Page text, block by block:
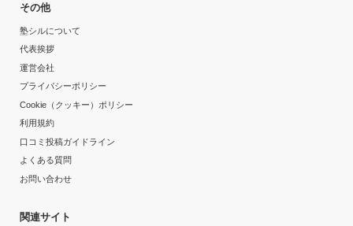
その他
塾シルについて
代表挨拶
運営会社
プライバシーポリシー
Cookie（クッキー）ポリシー
利用規約
口コミ投稿ガイドライン
よくある質問
お問い合わせ
関連サイト